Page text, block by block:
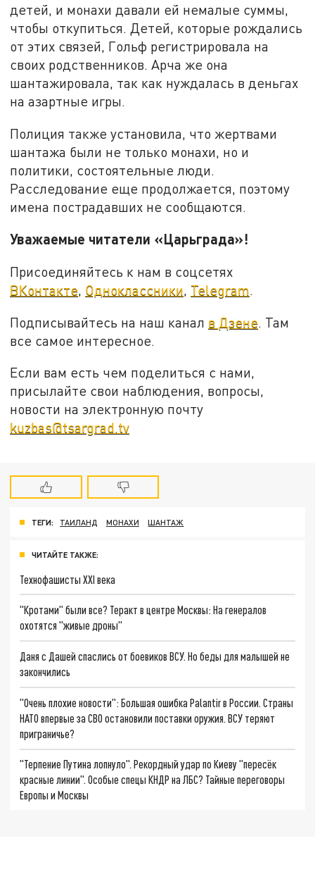
детей, и монахи давали ей немалые суммы,
чтобы откупиться. Детей, которые рождались
от этих связей, Гольф регистрировала на
своих родственников. Арча же она
шантажировала, так как нуждалась в деньгах
на азартные игры.
Полиция также установила, что жертвами
шантажа были не только монахи, но и
политики, состоятельные люди.
Расследование еще продолжается, поэтому
имена пострадавших не сообщаются.
Уважаемые читатели «Царьграда»!
Присоединяйтесь к нам в соцсетях
ВКонтакте, Одноклассники, Telegram.
Подписывайтесь на наш канал в Дзене . Там
все самое интересное.
Если вам есть чем поделиться с нами,
присылайте свои наблюдения, вопросы,
новости на электронную почту
kuzbas@tsargrad.tv
ТЕГИ: ТАИЛАНД МОНАХИ ШАНТАЖ
ЧИТАЙТЕ ТАКЖЕ:
Технофашисты XXI века
"Кротами" были все? Теракт в центре Москвы: На генералов
охотятся "живые дроны"
Даня с Дашей спаслись от боевиков ВСУ. Но беды для малышей не
закончились
"Очень плохие новости": Большая ошибка Palantir в России. Страны
НАТО впервые за СВО остановили поставки оружия. ВСУ теряют
приграничье?
"Терпение Путина лопнуло". Рекордный удар по Киеву "пересёк
красные линии". Особые спецы КНДР на ЛБС? Тайные переговоры
Европы и Москвы